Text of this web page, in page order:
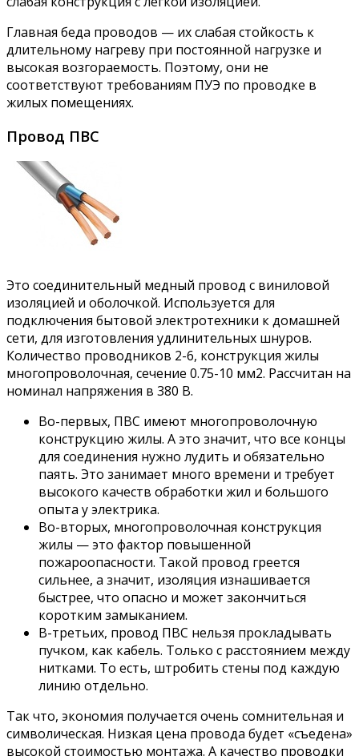
Главная беда проводов — их слабая стойкость к
длительному нагреву при постоянной нагрузке и
высокая возгораемость. Поэтому, они не
соответствуют требованиям ПУЭ по проводке в
жилых помещениях.
Провод ПВС
Это соединительный медный провод с виниловой
изоляцией и оболочкой. Используется для
подключения бытовой электротехники к домашней
сети, для изготовления удлинительных шнуров.
Количество проводников 2-6, конструкция жилы
многопроволочная, сечение 0.75-10 мм2. Рассчитан на
номинал напряжения в 380 В.
Во-первых, ПВС имеют многопроволочную
конструкцию жилы. А это значит, что все концы
для соединения нужно лудить и обязательно
паять. Это занимает много времени и требует
высокого качеств обработки жил и большого
опыта у электрика.
Во-вторых, многопроволочная конструкция
жилы — это фактор повышенной
пожароопасности. Такой провод греется
сильнее, а значит, изоляция изнашивается
быстрее, что опасно и может закончиться
коротким замыканием.
В-третьих, провод ПВС нельзя прокладывать
пучком, как кабель. Только с расстоянием между
нитками. То есть, штробить стены под каждую
линию отдельно.
Так что, экономия получается очень сомнительная и
символическая. Низкая цена провода будет «съедена»
высокой стоимостью монтажа. А качество проводки